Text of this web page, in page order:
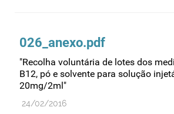
Nanotecnologia
Planeamento
Plantas medicinais
Prescrição
026_anexo.pdf
"Recolha voluntária de lotes dos
B12, pó e solvente para solução
20mg/2ml"
24/02/2016